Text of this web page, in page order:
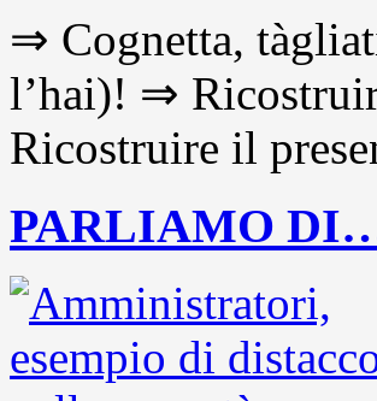
⇒ Cognetta,
l’hai)! ⇒
Ricostruire il
PARLIAMO